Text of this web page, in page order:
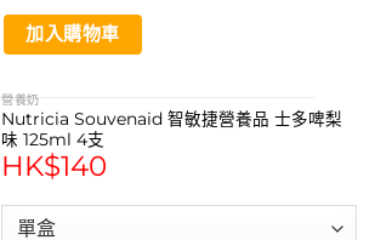
加入購物車
營養奶
Nutricia Souvenaid 智敏捷營養品 士多啤梨
味 125ml 4支
HK$140